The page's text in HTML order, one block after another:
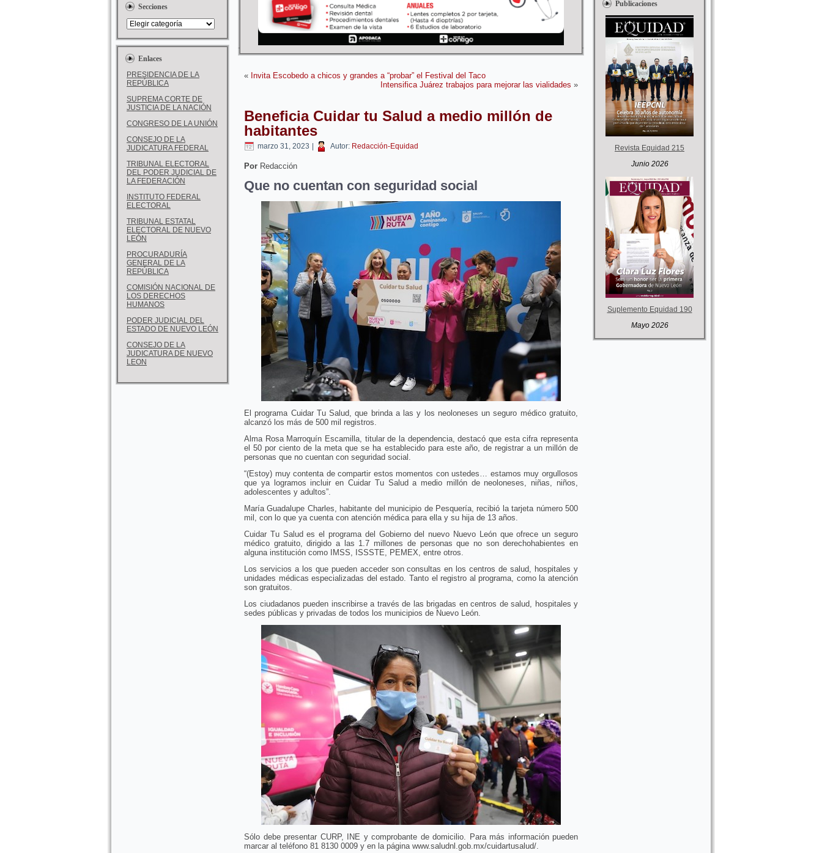
Secciones
Enlaces
PRESIDENCIA DE LA
REPÚBLICA
SUPREMA CORTE DE
JUSTICIA DE LA NACIÓN
CONGRESO DE LA UNIÓN
CONSEJO DE LA
JUDICATURA FEDERAL
TRIBUNAL ELECTORAL
DEL PODER JUDICIAL DE
LA FEDERACIÓN
INSTITUTO FEDERAL
ELECTORAL
TRIBUNAL ESTATAL
ELECTORAL DE NUEVO
LEÓN
PROCURADURÍA
GENERAL DE LA
REPÚBLICA
COMISIÓN NACIONAL DE
LOS DERECHOS
HUMANOS
PODER JUDICIAL DEL
ESTADO DE NUEVO LEÓN
CONSEJO DE LA
JUDICATURA DE NUEVO
LEON
« Invita Escobedo a chicos y grandes a “probar” el Festival del Taco
Intensifica Juárez trabajos para mejorar las vialidades »
Beneficia Cuidar tu Salud a medio millón de
habitantes
marzo 31, 2023 Autor: Redacción-Equidad
Por Redacción
Que no cuentan con seguridad social
El programa Cuidar Tu Salud, que brinda a las y los neoloneses un seguro médico gratuito,
alcanzó los más de 500 mil registros.
Alma Rosa Marroquín Escamilla, titular de la dependencia, destacó que esta cifra representa
el 50 por ciento de la meta que se ha establecido para este año, de registrar a un millón de
personas que no cuentan con seguridad social.
“(Estoy) muy contenta de compartir estos momentos con ustedes… estamos muy orgullosos
que ya logramos incluir en Cuidar Tu Salud a medio millón de neoloneses, niñas, niños,
adolescentes y adultos”.
María Guadalupe Charles, habitante del municipio de Pesquería, recibió la tarjeta número 500
mil, con lo que ya cuenta con atención médica para ella y su hija de 13 años.
Cuidar Tu Salud es el programa del Gobierno del nuevo Nuevo León que ofrece un seguro
médico gratuito, dirigido a las 1.7 millones de personas que no son derechohabientes en
alguna institución como IMSS, ISSSTE, PEMEX, entre otros.
Los servicios a los que pueden acceder son consultas en los centros de salud, hospitales y
unidades médicas especializadas del estado. Tanto el registro al programa, como la atención
son gratuitos.
Los ciudadanos pueden inscribirse a través de las brigadas en centros de salud, hospitales y
sedes públicas y privadas de todos los municipios de Nuevo León.
Sólo debe presentar CURP, INE y comprobante de domicilio. Para más información pueden
marcar al teléfono 81 8130 0009 y en la página www.saludnl.gob.mx/cuidartusalud/.
Publicaciones
Revista Equidad 215
Junio 2026
Suplemento Equidad 190
Mayo 2026